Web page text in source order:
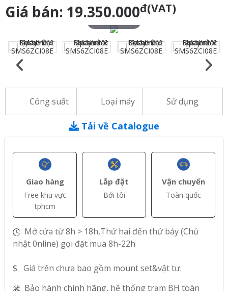
Giá bán: 19.350.000đ(VAT)
Công suất Loại máy Sử dụng
Tải về Catalogue
Giao hàng
Free khu vực
tphcm
Lắp đặt
Bởi tôi
Vận chuyển
Toàn quốc
Mở cửa từ 8h > 18h,Thứ hai đến thứ bảy (Chủ
nhật 0nline) gọi đặt mua 8h-22h
$ Giá trên chưa bao gồm mount set&vật tư.
Bảo hành chính hãng, hệ thống trạm BH toàn